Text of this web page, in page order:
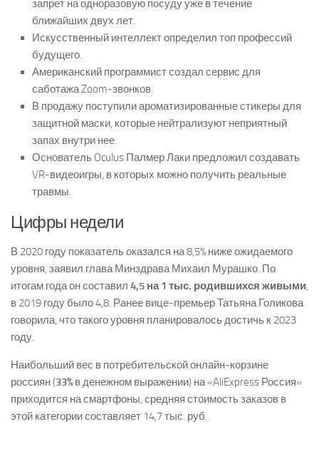
запрет на одноразовую посуду уже в течение
ближайших двух лет.
Искусственный интеллект определил топ профессий
будущего.
Американский программист создал сервис для
саботажа Zoom-звонков.
В продажу поступили ароматизированные стикеры для
защитной маски, которые нейтрализуют неприятный
запах внутри нее.
Основатель Oculus Палмер Лаки предложил создавать
VR-видеоигры, в которых можно получить реальные
травмы.
Цифры недели
В 2020 году показатель оказался на 8,5% ниже ожидаемого
уровня, заявил глава Минздрава Михаил Мурашко. По
итогам года он составил 4,5 на 1 тыс. родившихся живыми,
в 2019 году было 4,8. Ранее вице-премьер Татьяна Голикова
говорила, что такого уровня планировалось достичь к 2023
году.
Наибольший вес в потребительской онлайн-корзине
россиян (33% в денежном выражении) на «AliExpress Россия»
приходится на смартфоны, средняя стоимость заказов в
этой категории составляет 14,7 тыс. руб.